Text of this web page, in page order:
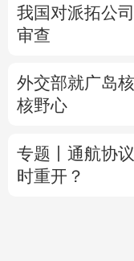
我国对派拓公
审查
外交部就广岛
核野心
专题丨 通航协
时重开？